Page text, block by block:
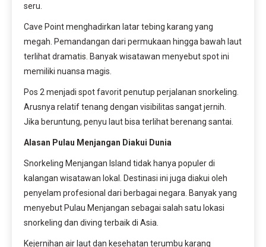
seru.
Cave Point menghadirkan latar tebing karang yang
megah. Pemandangan dari permukaan hingga bawah laut
terlihat dramatis. Banyak wisatawan menyebut spot ini
memiliki nuansa magis.
Pos 2 menjadi spot favorit penutup perjalanan snorkeling.
Arusnya relatif tenang dengan visibilitas sangat jernih.
Jika beruntung, penyu laut bisa terlihat berenang santai.
Alasan Pulau Menjangan Diakui Dunia
Snorkeling Menjangan Island tidak hanya populer di
kalangan wisatawan lokal. Destinasi ini juga diakui oleh
penyelam profesional dari berbagai negara. Banyak yang
menyebut Pulau Menjangan sebagai salah satu lokasi
snorkeling dan diving terbaik di Asia.
Kejernihan air laut dan kesehatan terumbu karang